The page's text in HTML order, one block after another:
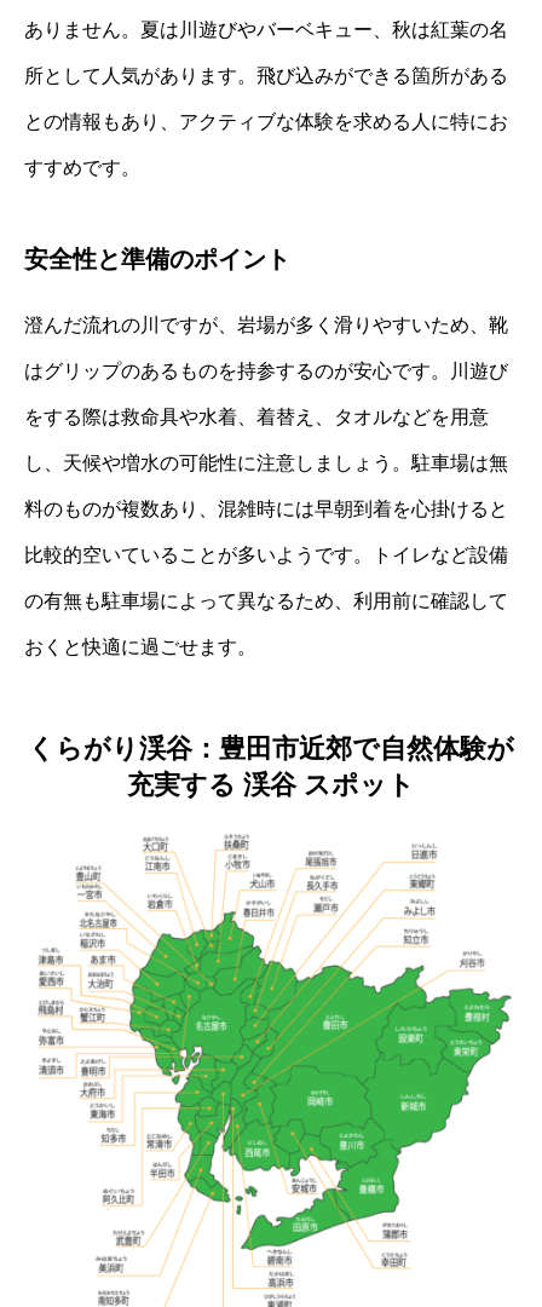
ありません。夏は川遊びやバーベキュー、秋は紅葉の名
所として人気があります。飛び込みができる箇所がある
との情報もあり、アクティブな体験を求める人に特にお
すすめです。
安全性と準備のポイント
澄んだ流れの川ですが、岩場が多く滑りやすいため、靴
はグリップのあるものを持参するのが安心です。川遊び
をする際は救命具や水着、着替え、タオルなどを用意
し、天候や増水の可能性に注意しましょう。駐車場は無
料のものが複数あり、混雑時には早朝到着を心掛けると
比較的空いていることが多いようです。トイレなど設備
の有無も駐車場によって異なるため、利用前に確認して
おくと快適に過ごせます。
くらがり渓谷：豊田市近郊で自然体験が
充実する 渓谷 スポット